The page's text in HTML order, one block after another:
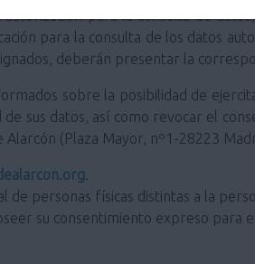
para la consulta de
para la consulta de los datos
deberán presentar la
sobre la posibilidad de
sus datos, así como revocar el
(Plaza Mayor, nº1-28223
.
de personas físicas distintas a la
su consentimiento expreso para